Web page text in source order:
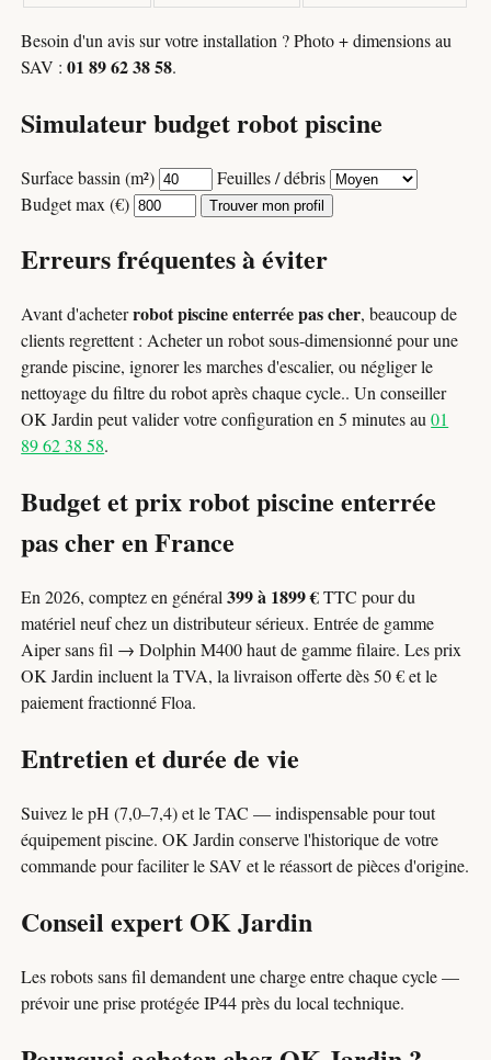
Besoin d'un avis sur votre installation ? Photo + dimensions au
SAV :01 89 62 38 58.
Simulateur budget robot piscine
Surface bassin (m²)
Feuilles / débris
Budget max (€)
Trouver mon profil
Erreurs fréquentes à éviter
Avant d'acheterrobot piscine enterrée pas cher, beaucoup de
clients regrettent : Acheter un robot sous-dimensionné pour une
grande piscine, ignorer les marches d'escalier, ou négliger le
nettoyage du filtre du robot après chaque cycle.. Un conseiller
OK Jardin peut valider votre configuration en 5 minutes au01
89 62 38 58.
Budget et prix robot piscine enterrée
pas cher en France
En 2026, comptez en général399 à 1899 €TTC pour du
matériel neuf chez un distributeur sérieux. Entrée de gamme
Aiper sans fil → Dolphin M400 haut de gamme filaire. Les prix
OK Jardin incluent la TVA, la livraison offerte dès 50 € et le
paiement fractionné Floa.
Entretien et durée de vie
Suivez le pH (7,0–7,4) et le TAC — indispensable pour tout
équipement piscine. OK Jardin conserve l'historique de votre
commande pour faciliter le SAV et le réassort de pièces d'origine.
Conseil expert OK Jardin
Les robots sans fil demandent une charge entre chaque cycle —
prévoir une prise protégée IP44 près du local technique.